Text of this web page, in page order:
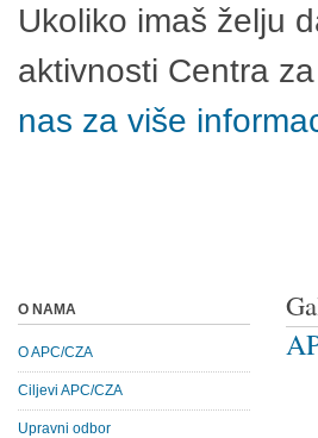
Ukoliko imaš želju
aktivnosti Centra
nas za više
O NAMA
O APC/CZA
Ciljevi APC/CZA
Upravni odbor